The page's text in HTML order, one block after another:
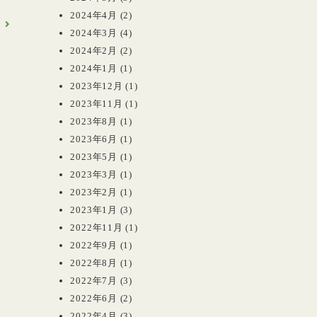
2024年4月 (2)
2024年3月 (4)
2024年2月 (2)
2024年1月 (1)
2023年12月 (1)
2023年11月 (1)
2023年8月 (1)
2023年6月 (1)
2023年5月 (1)
2023年3月 (1)
2023年2月 (1)
2023年1月 (3)
2022年11月 (1)
2022年9月 (1)
2022年8月 (1)
2022年7月 (3)
2022年6月 (2)